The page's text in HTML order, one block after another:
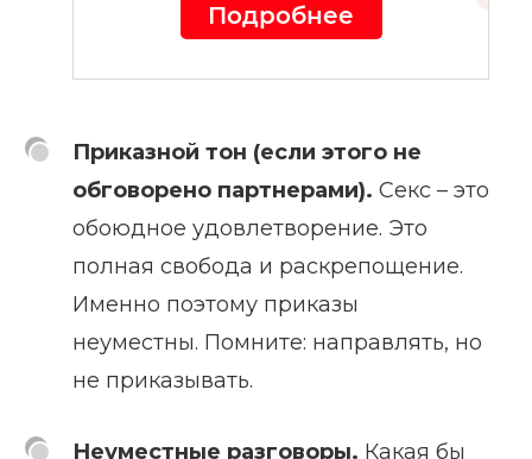
Подробнее
Приказной тон (если этого не
обговорено партнерами). Секс – это
обоюдное удовлетворение. Это
полная свобода и раскрепощение.
Именно поэтому приказы
неуместны. Помните: направлять, но
не приказывать.
Неуместные разговоры. Какая бы